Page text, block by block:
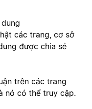
các trang, cơ sở
được chia sẻ
trên các trang
nó có thể truy cập.